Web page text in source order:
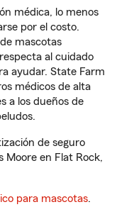
médica, lo menos
por el costo.
mascotas
al cuidado
ayudar. State Farm
médicos de alta
a los dueños de
de seguro
Moore en Flat Rock,
para mascotas.